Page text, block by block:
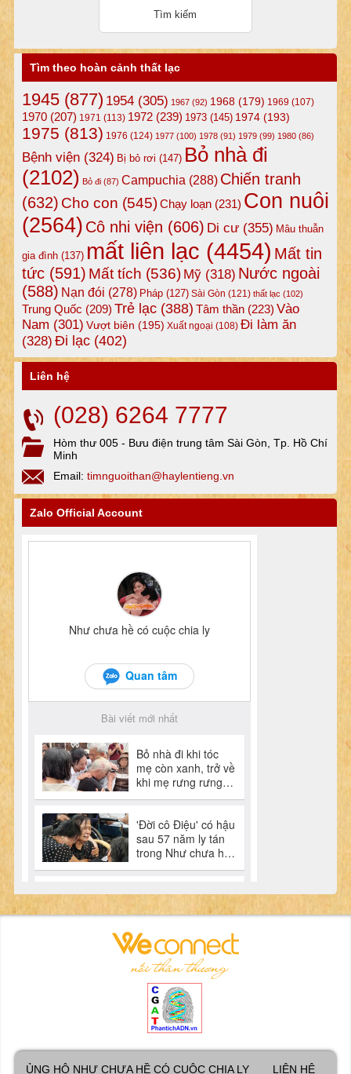
Tìm theo hoàn cảnh thất lạc
1945(877) 1954(305) 1967(92) 1968(179) 1969 (107)
1970(207) 1971 (113) 1972(239) 1973(145) 1974(193)
1975 (813) 1976 (124) 1977(100) 1978(91) 1979(99) 1980(86)
Bệnh viện(324) Bị bỏ rơi (147) Bỏ nhà đi
(2102) Bỏ đi(87) Campuchia (288) Chiến tranh
(632) Cho con (545)Chạy loạn(231) Con nuôi
(2564) Cô nhi viện (606) Di cư(355) Mâu thuẫn
gia đình(137) mất liên lạc (4454) Mất tin
tức(591) Mất tích (536) Mỹ(318) Nước ngoài
(588) Nạn đói (278) Pháp(127) Sài Gòn (121) thất lạc (102)
Trung Quốc (209) Trẻ lạc(388) Tâm thần(223) Vào
Nam (301) Vượt biên (195) Xuất ngoại (108) Đi làm ăn
(328) Đi lạc(402)
Liên hệ
(028) 6264 7777
Hòm thư 005 - Bưu điện trung tâm Sài Gòn, Tp. Hồ Chí
Minh
Email: timnguoithan@haylentieng.vn
Zalo Official Account
ỦNG HỘ NHƯ CHƯA HỀ CÓ CUỘC CHIA LY LIÊN HỆ